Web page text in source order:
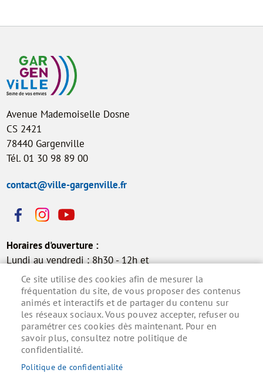
Avenue Mademoiselle Dosne
CS 2421
78440 Gargenville
Tél. 01 30 98 89 00
contact@ville-gargenville.fr
Horaires d'ouverture :
Lundi au vendredi : 8h30 - 12h et
13h30 - 17h30
Samedi : 9h - 12h (permanence
état civil)
Inscrivez-vous à la lettre d'information municipale
pour ne rien manquer de l'actualité.
Ce site utilise des cookies afin de mesurer la
fréquentation du site, de vous proposer des contenus
animés et interactifs et de partager du contenu sur
les réseaux sociaux. Vous pouvez accepter, refuser ou
paramétrer ces cookies dès maintenant. Pour en
savoir plus, consultez notre politique de
confidentialité.
Politique de confidentialité